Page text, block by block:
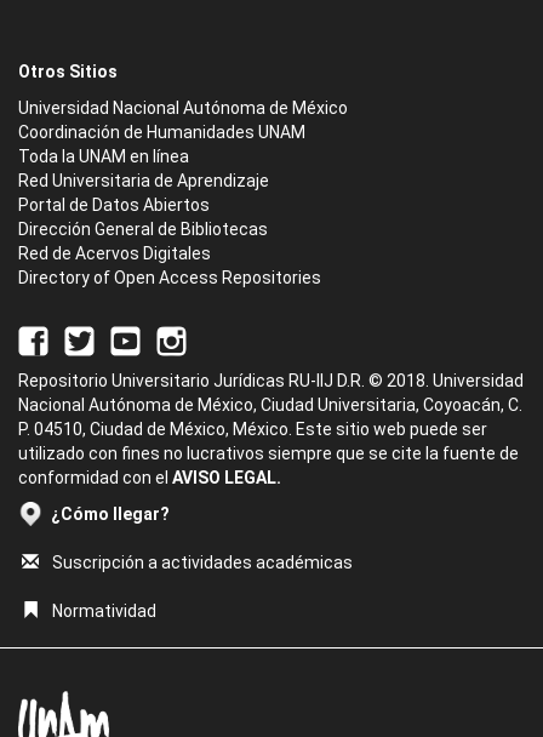
Otros Sitios
Universidad Nacional Autónoma de México
Coordinación de Humanidades UNAM
Toda la UNAM en línea
Red Universitaria de Aprendizaje
Portal de Datos Abiertos
Dirección General de Bibliotecas
Red de Acervos Digitales
Directory of Open Access Repositories
Repositorio Universitario Jurídicas RU-IIJ D.R. © 2018. Universidad
Nacional Autónoma de México, Ciudad Universitaria, Coyoacán, C.
P. 04510, Ciudad de México, México. Este sitio web puede ser
utilizado con fines no lucrativos siempre que se cite la fuente de
conformidad con el AVISO LEGAL.
¿Cómo llegar?
Suscripción a actividades académicas
Normatividad